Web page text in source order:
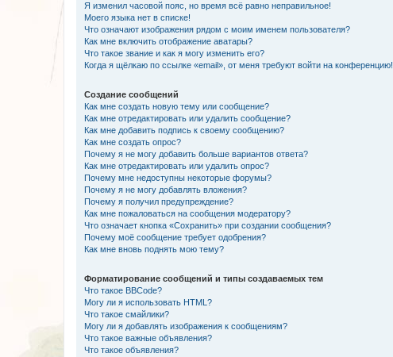
Я изменил часовой пояс, но время всё равно неправильное!
Моего языка нет в списке!
Что означают изображения рядом с моим именем пользователя?
Как мне включить отображение аватары?
Что такое звание и как я могу изменить его?
Когда я щёлкаю по ссылке «email», от меня требуют войти на конференцию!
Создание сообщений
Как мне создать новую тему или сообщение?
Как мне отредактировать или удалить сообщение?
Как мне добавить подпись к своему сообщению?
Как мне создать опрос?
Почему я не могу добавить больше вариантов ответа?
Как мне отредактировать или удалить опрос?
Почему мне недоступны некоторые форумы?
Почему я не могу добавлять вложения?
Почему я получил предупреждение?
Как мне пожаловаться на сообщения модератору?
Что означает кнопка «Сохранить» при создании сообщения?
Почему моё сообщение требует одобрения?
Как мне вновь поднять мою тему?
Форматирование сообщений и типы создаваемых тем
Что такое BBCode?
Могу ли я использовать HTML?
Что такое смайлики?
Могу ли я добавлять изображения к сообщениям?
Что такое важные объявления?
Что такое объявления?